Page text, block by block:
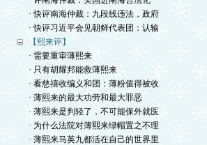
· 快评南海仲裁：九段线违法，政府
· 快评习近平会见朝鲜代表团：认输
【熙来评】
· 需要重审薄熙来
· 只有胡耀邦能救薄熙来
· 看慈禧收编义和团：薄粉值得被收
· 薄熙来的最大功劳和最大罪恶
· 薄熙来是判轻了，不可能保外就医
· 为什么法院对薄熙来绿帽置之不理
· 薄熙来马英九都活在自己的世界里